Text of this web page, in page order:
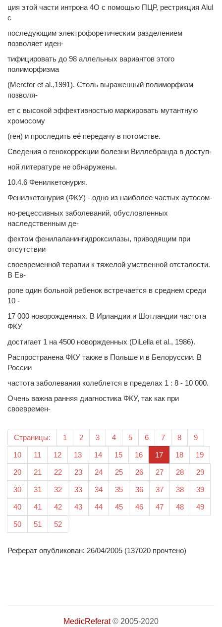
ция этой части интрона 4О с помощью ПЦР, рестрикция AluI
с
последующим электрофоретическим разделением
позволяет иден-
тифицировать до 98 аллельных вариантов этого
полиморфизма
(Mercter et al.,1991). Столь выраженный полиморфизм
позволя-
ет с высокой эффективностью маркировать мутантную
хромосому
(ген) и проследить её передачу в потомстве.
Сведения о генокоррекции болезни Виллебранда в доступ-
ной литературе не обнаружены.
10.4.6 Фенилкетонурия.
Фенилкетонурия (ФКУ) - одно из наиболее частых аутосом-
но-рецессивных заболеваний, обусловленных
наследственным де-
фектом фенилаланингидроксилазы, приводящим при
отсутствии
своевременной терапии к тяжелой умственной отсталости.
В Ев-
ропе один больной ребенок встречается в среднем среди
10 -
17 000 новорожденных. В Ирландии и Шотландии частота
ФКУ
достигает 1 на 4500 новоржденных (DiLella et al., 1986).
Распространена ФКУ также в Польше и в Белоруссии. В
России
частота заболевания колеблется в пределах 1 : 8 - 10 000.
Очень важна ранняя диагностика ФКУ, так как при
своевремен-
Страницы: 1 2 3 4 5 6 7 8 9
10 11 12 13 14 15 16 17(текущая)
18 19
20 21 22 23 24 25 26 27 28 29
30 31 32 33 34 35 36 37 38 39
40 41 42 43 44 45 46 47 48 49
50 51 52
Реферат опубликован: 26/04/2005 (137020 прочтено)
MedicReferat© 2005-2020